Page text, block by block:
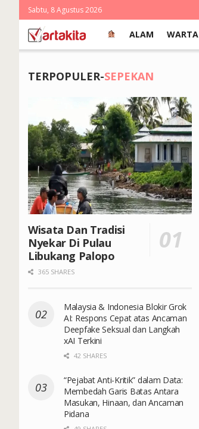
Sabtu, 8 Agustus 2026
ALAM WARTA
TERPOPULER-SEPEKAN
Wisata Dan Tradisi
Nyekar Di Pulau
Libukang Palopo
365 SHARES
Malaysia & Indonesia Blokir Grok
AI: Respons Cepat atas Ancaman
Deepfake Seksual dan Langkah
xAI Terkini
42 SHARES
“Pejabat Anti-Kritik” dalam Data:
Membedah Garis Batas Antara
Masukan, Hinaan, dan Ancaman
Pidana